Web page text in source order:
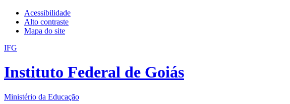
Acessibilidade
Alto contraste
Mapa do site
IFG
Instituto Federal de Goiás
Ministério da Educação